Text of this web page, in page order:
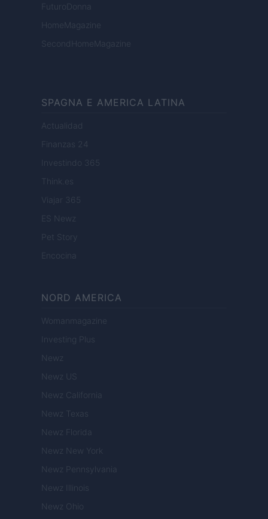
FuturoDonna
HomeMagazine
SecondHomeMagazine
SPAGNA E AMERICA LATINA
Actualidad
Finanzas 24
Investindo 365
Think.es
Viajar 365
ES Newz
Pet Story
Encocina
NORD AMERICA
Womanmagazine
Investing Plus
Newz
Newz US
Newz California
Newz Texas
Newz Florida
Newz New York
Newz Pennsylvania
Newz Illinois
Newz Ohio